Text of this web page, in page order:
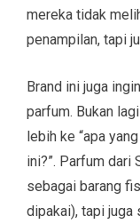
mereka tidak
penampilan, tapi
Brand ini juga
parfum. Bukan
lebih ke “apa
ini?”. Parfum dari
sebagai barang
dipakai), tapi juga